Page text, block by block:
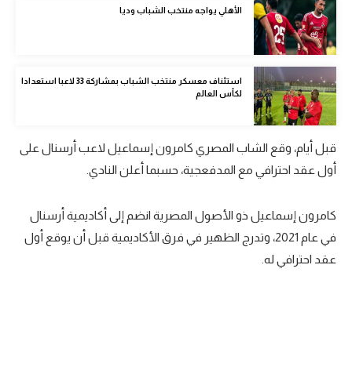
ركن الألعاب
أقسام خاصة
Gamers
تحقيق في الجول
تحليل في الجول
حكايات في الجول
الأهلي يواجه منتخب الشباب وديا
استئناف معسكر منتخب الشباب بمشاركة 33 لاعبا استعدادا
لكأس العالم
قبل أيام، وقع الشاب المصري كامرون إسماعيل لاعب أرسنال على
أول عقد احترافي مع المدفعجية، حسبما أعلن النادي.
كامرون إسماعيل ذو الأصول المصرية انضم إلى أكاديمية أرسنال
في عام 2021، وتدرج الظهير في فرق الأكاديمية قبل أن يوقع أول
عقد احترافي له.